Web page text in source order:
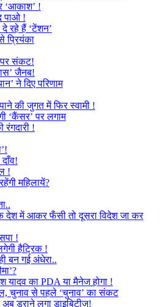
‘आकाश’ !
पाओ !
रहे हैं ‘टेंशन’
प्रियंका
पर संकट!
जैनब!
ने दिए परिणाम
की जुगत में फिर स्वामी !
‘कैंसर’ पर लगाम
!
!
महिलायें?
देश में आकर फँसी तो दूसरा विदेश जा कर
!
हैट्रिक !
बन गई अंधेरा..
यादव का PDA या मैनेज होगा !
चुनाव से पहले ‘चुनाव’ का संकट
डराने लगा डाइबिटीज!